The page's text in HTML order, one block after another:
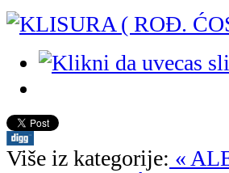
Više iz kategorije: «